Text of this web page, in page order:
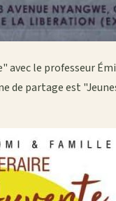
le professeur
de partage est